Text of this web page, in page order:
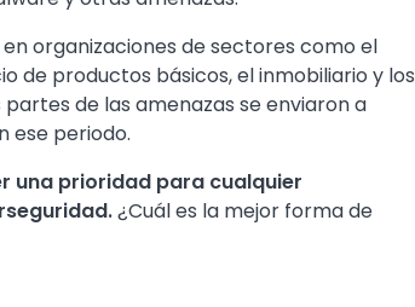
organizaciones de sectores como el
de productos básicos, el inmobiliario y los
de las amenazas se enviaron a
ese periodo.
una prioridad para cualquier
¿Cuál es la mejor forma de